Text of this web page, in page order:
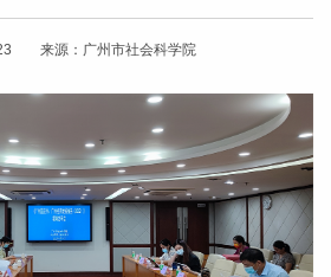
来源：广州市社会科学院